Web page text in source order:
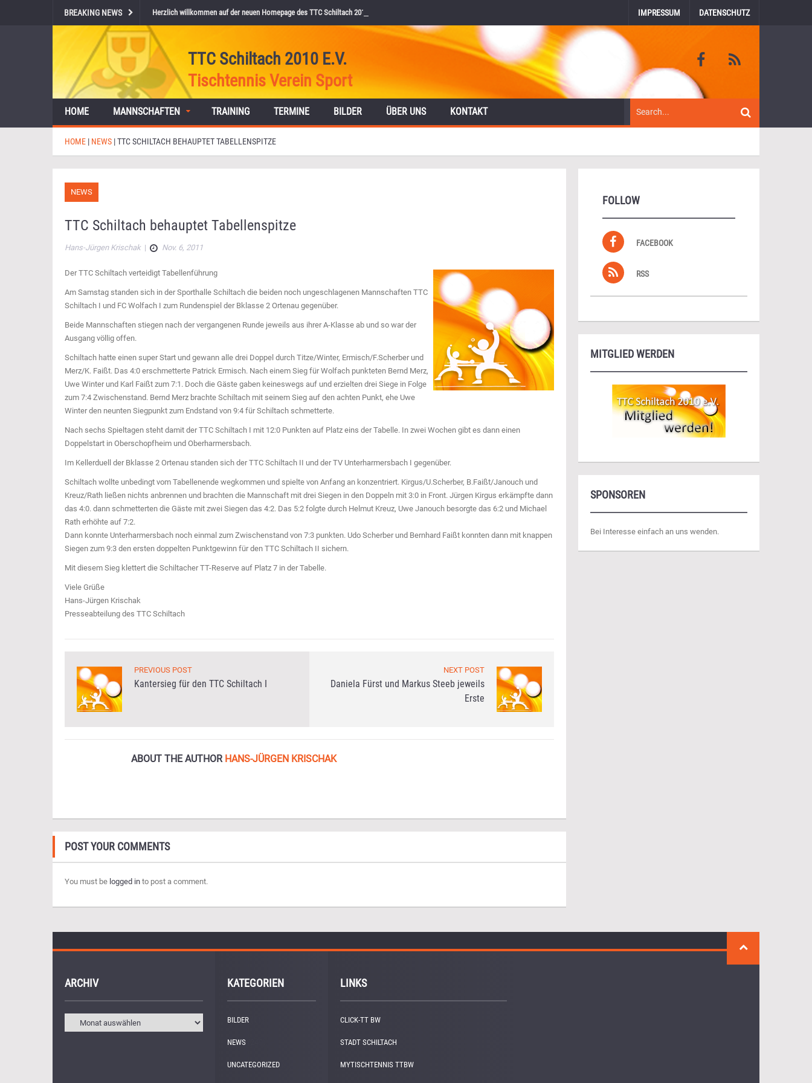
BREAKING NEWS Herzlich willkommen auf der neuen Homepage des TTC Schiltach 2010 e.V. IMPRESSUM DATENSCHUTZ
TTC Schiltach 2010 E.V.
Tischtennis Verein Sport
HOME MANNSCHAFTEN TRAINING TERMINE BILDER ÜBER UNS KONTAKT
HOME | NEWS |TTC SCHILTACH BEHAUPTET TABELLENSPITZE
NEWS
TTC Schiltach behauptet Tabellenspitze
Hans-Jürgen Krischak| Nov. 6, 2011
Der TTC Schiltach verteidigt Tabellenführung
Am Samstag standen sich in der Sporthalle Schiltach die beiden noch ungeschlagenen Mannschaften TTC
Schiltach I und FC Wolfach I zum Rundenspiel der Bklasse 2 Ortenau gegenüber.
Beide Mannschaften stiegen nach der vergangenen Runde jeweils aus ihrer A-Klasse ab und so war der
Ausgang völlig offen.
Schiltach hatte einen super Start und gewann alle drei Doppel durch Titze/Winter, Ermisch/F.Scherber und
Merz/K. Faißt. Das 4:0 erschmetterte Patrick Ermisch. Nach einem Sieg für Wolfach punkteten Bernd Merz,
Uwe Winter und Karl Faißt zum 7:1. Doch die Gäste gaben keineswegs auf und erzielten drei Siege in Folge
zum 7:4 Zwischenstand. Bernd Merz brachte Schiltach mit seinem Sieg auf den achten Punkt, ehe Uwe
Winter den neunten Siegpunkt zum Endstand von 9:4 für Schiltach schmetterte.
Nach sechs Spieltagen steht damit der TTC Schiltach I mit 12:0 Punkten auf Platz eins der Tabelle. In zwei Wochen gibt es dann einen
Doppelstart in Oberschopfheim und Oberharmersbach.
Im Kellerduell der Bklasse 2 Ortenau standen sich der TTC Schiltach II und der TV Unterharmersbach I gegenüber.
Schiltach wollte unbedingt vom Tabellenende wegkommen und spielte von Anfang an konzentriert. Kirgus/U.Scherber, B.Faißt/Janouch und
Kreuz/Rath ließen nichts anbrennen und brachten die Mannschaft mit drei Siegen in den Doppeln mit 3:0 in Front. Jürgen Kirgus erkämpfte dann
das 4:0. dann schmetterten die Gäste mit zwei Siegen das 4:2. Das 5:2 folgte durch Helmut Kreuz, Uwe Janouch besorgte das 6:2 und Michael
Rath erhöhte auf 7:2.
Dann konnte Unterharmersbach noch einmal zum Zwischenstand von 7:3 punkten. Udo Scherber und Bernhard Faißt konnten dann mit knappen
Siegen zum 9:3 den ersten doppelten Punktgewinn für den TTC Schiltach II sichern.
Mit diesem Sieg klettert die Schiltacher TT-Reserve auf Platz 7 in der Tabelle.
Viele Grüße
Hans-Jürgen Krischak
Presseabteilung des TTC Schiltach
PREVIOUS POST
Kantersieg für den TTC Schiltach I
NEXT POST
Daniela Fürst und Markus Steeb jeweils
Erste
ABOUT THE AUTHOR HANS-JÜRGEN KRISCHAK
POST YOUR COMMENTS
You must be logged in to post a comment.
FOLLOW
FACEBOOK
RSS
MITGLIED WERDEN
SPONSOREN
Bei Interesse einfach an uns wenden.
ARCHIV KATEGORIEN
BILDER
NEWS
UNCATEGORIZED
LINKS
CLICK-TT BW
STADT SCHILTACH
MYTISCHTENNIS TTBW